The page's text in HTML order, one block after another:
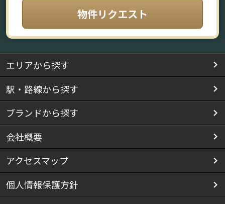
物件リクエスト
エリアから探す
駅・路線から探す
ブランドから探す
会社概要
アクセスマップ
個人情報保護方針